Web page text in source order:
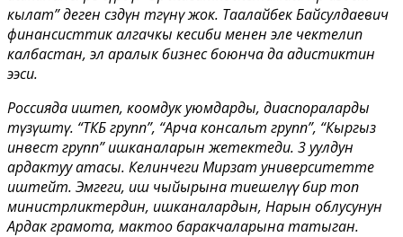
кылат” деген сөздүн төгүнү жок. Таалайбек Байсулдаевич
финансисттик алгачкы кесиби менен эле чектелип
калбастан, эл аралык бизнес боюнча да адистиктин
ээси.
Россияда иштеп, коомдук уюмдарды, диаспораларды
түзүштү. “ТКБ групп”, “Арча консальт групп”, “Кыргыз
инвест групп” ишканаларын жетектеди. 3 уулдун
ардактуу атасы. Келинчеги Мирзат университетте
иштейт. Эмгеги, иш чыйырына тиешелүү бир топ
министрликтердин, ишканалардын, Нарын облусунун
Ардак грамота, мактоо баракчаларына татыган.